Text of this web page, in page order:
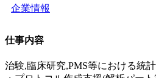
企業情報
仕事内容
治験,臨床研究,PMS等における統